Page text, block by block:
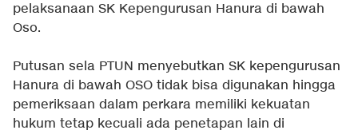
pelaksanaan SK Kepengurusan Hanura di bawah
Oso.
Putusan sela PTUN menyebutkan SK kepengurusan
Hanura di bawah OSO tidak bisa digunakan hingga
pemeriksaan dalam perkara memiliki kekuatan
hukum tetap kecuali ada penetapan lain di